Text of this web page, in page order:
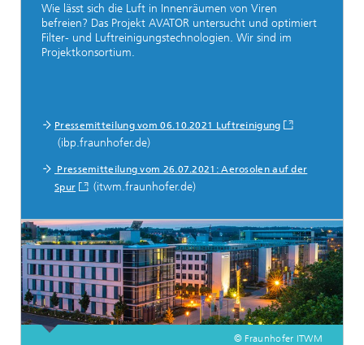
Wie lässt sich die Luft in Innenräumen von Viren
befreien? Das Projekt AVATOR untersucht und optimiert
Filter- und Luftreinigungstechnologien. Wir sind im
Projektkonsortium.
Pressemitteilung vom 06.10.2021 Luftreinigung
(ibp.fraunhofer.de)
Pressemitteilung vom 26.07.2021: Aerosolen auf der
Spur
(itwm.fraunhofer.de)
© Fraunhofer ITWM